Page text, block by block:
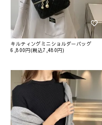
キルティングミニショルダーバッグ
6,800円(税込7,480円)